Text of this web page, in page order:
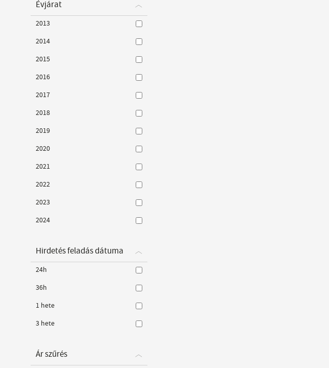
Évjárat
2013
2014
2015
2016
2017
2018
2019
2020
2021
2022
2023
2024
Hirdetés feladás dátuma
24h
36h
1 hete
3 hete
Ár szűrés